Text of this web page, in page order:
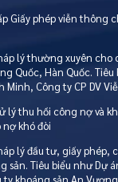
Giấy phép viễn thông
lý thường xuyên cho
Quốc, Hàn Quốc.
Minh, Công ty CP DV
lý thu hồi công nợ và
khó đòi
lý đầu tư, giấy phép,
sản. Tiêu biểu như Dự
íngay